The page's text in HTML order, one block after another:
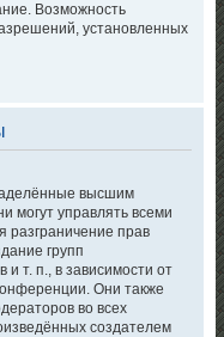
Возможность
установленных
высшим
могут управлять всеми
разграничение прав
групп
т. п., в зависимости от
Они также
во всех
создателем